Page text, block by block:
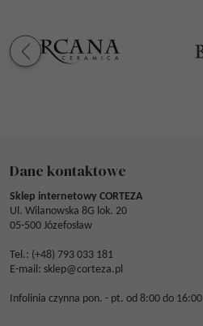
Dane kontaktowe
Sklep internetowy CORTEZA
Ul. Wilanowska 8G lok. 20
05-500 Józefosław
Tel.: (+48) 793 033 181
E-mail: sklep@corteza.pl
Infolinia czynna pon. - pt. od 8:00 do 16:00